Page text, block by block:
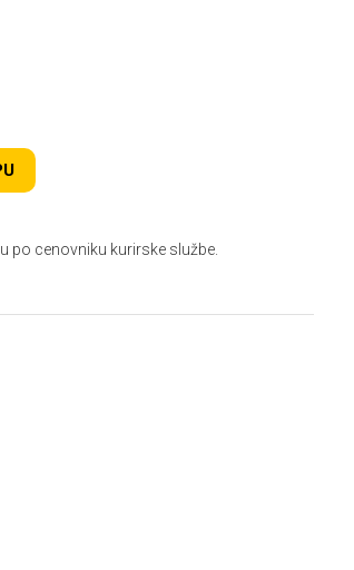
po cenovniku kurirske službe.